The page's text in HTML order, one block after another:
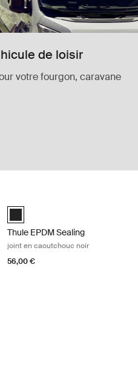
de loisir
votre fourgon, caravane
Black (selected)
Thule EPDM Sealing
joint en caoutchouc noir
56,00 €